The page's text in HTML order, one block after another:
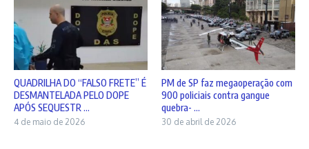
QUADRILHA DO “FALSO FRETE” É
DESMANTELADA PELO DOPE
APÓS SEQUESTR ...
4 de maio de 2026
PM de SP faz megaoperação com
900 policiais contra gangue
quebra- ...
30 de abril de 2026